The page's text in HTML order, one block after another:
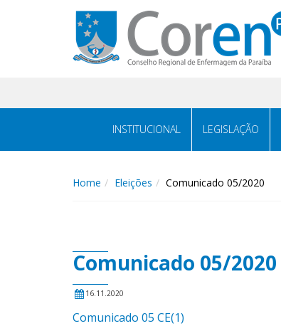
INSTITUCIONAL LEGISLAÇÃO
Home Eleições Comunicado 05/2020
Comunicado 05/2020
16.11.2020
Comunicado 05 CE(1)